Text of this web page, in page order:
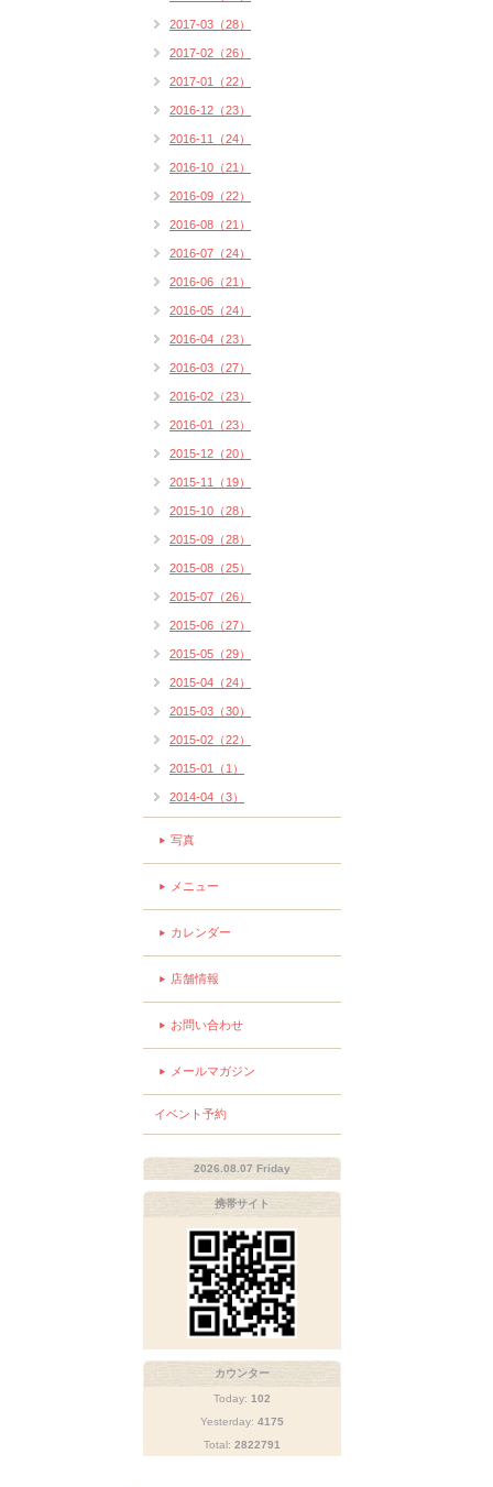
2017-03（28）
2017-02（26）
2017-01（22）
2016-12（23）
2016-11（24）
2016-10（21）
2016-09（22）
2016-08（21）
2016-07（24）
2016-06（21）
2016-05（24）
2016-04（23）
2016-03（27）
2016-02（23）
2016-01（23）
2015-12（20）
2015-11（19）
2015-10（28）
2015-09（28）
2015-08（25）
2015-07（26）
2015-06（27）
2015-05（29）
2015-04（24）
2015-03（30）
2015-02（22）
2015-01（1）
2014-04（3）
写真
メニュー
カレンダー
店舗情報
お問い合わせ
メールマガジン
イベント予約
2026.08.07 Friday
携帯サイト
カウンター
Today: 102
Yesterday: 4175
Total: 2822791